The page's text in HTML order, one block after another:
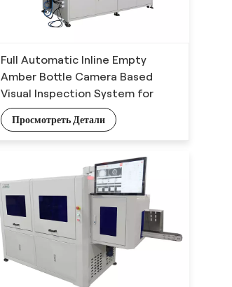
Full Automatic Inline Empty
Amber Bottle Camera Based
Visual Inspection System for
Appearance Detection
Просмотреть Детали